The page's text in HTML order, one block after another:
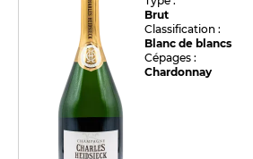
Brut
Classification :
Blanc de blancs
Cépages :
Chardonnay